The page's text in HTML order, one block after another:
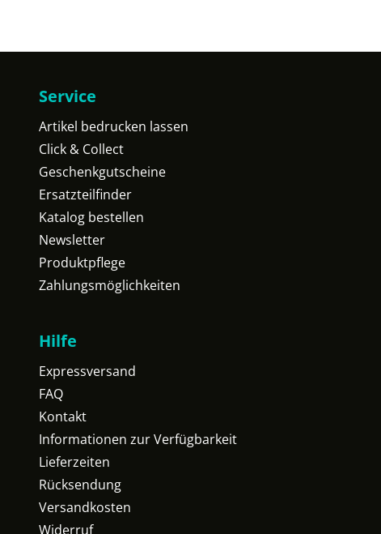
Service
Artikel bedrucken lassen
Click & Collect
Geschenkgutscheine
Ersatzteilfinder
Katalog bestellen
Newsletter
Produktpflege
Zahlungsmöglichkeiten
Hilfe
Expressversand
FAQ
Kontakt
Informationen zur Verfügbarkeit
Lieferzeiten
Rücksendung
Versandkosten
Widerruf